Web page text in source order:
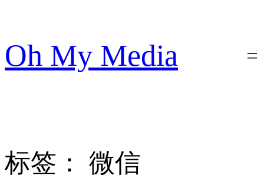
内
容
Oh My Media
标签： 微信